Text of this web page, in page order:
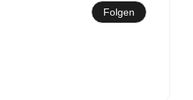
Folgen